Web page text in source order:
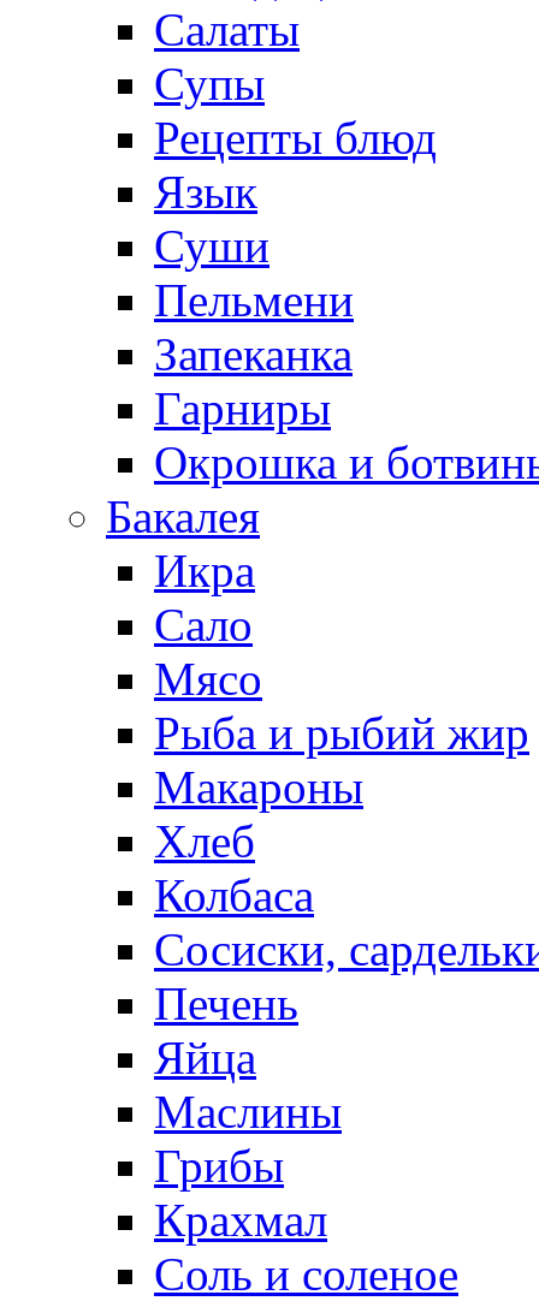
Салаты
Супы
Рецепты блюд
Язык
Суши
Пельмени
Запеканка
Гарниры
Окрошка и
Бакалея
Икра
Сало
Мясо
Рыба и рыбий жир
Макароны
Хлеб
Колбаса
Сосиски,
Печень
Яйца
Маслины
Грибы
Крахмал
Соль и соленое